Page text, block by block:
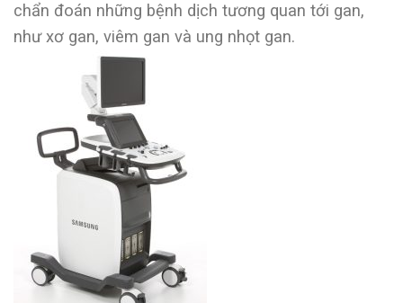
chẩn đoán những bệnh dịch tương quan tới gan,
như xơ gan, viêm gan và ung nhọt gan.